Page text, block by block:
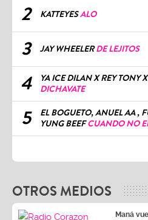
2 KATTEYESALO
3 JAY WHEELERDE LEJITOS
4
YA ICE DILAN X REY TONY
DICHAVATE
5
EL BOGUETO, ANUEL AA ,
YUNG BEEFCUANDO NO
OTROS MEDIOS
Maná